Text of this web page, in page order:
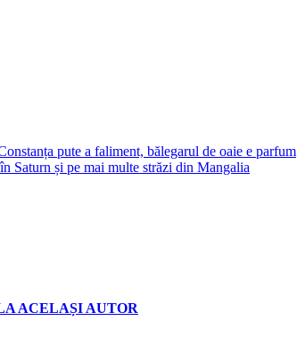
pute a faliment, bălegarul de oaie e parfum
Saturn și pe mai multe străzi din Mangalia
ACELAȘI AUTOR